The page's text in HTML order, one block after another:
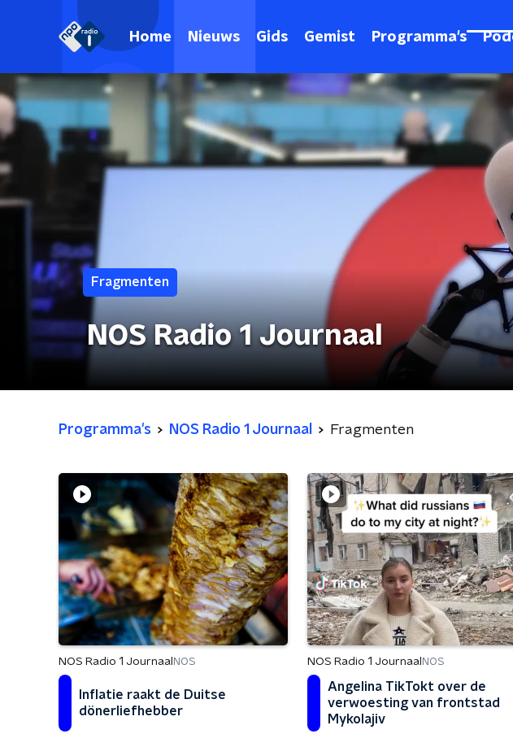
Home Nieuws Gids Gemist Programma's
Fragmenten
NOS Radio 1 Journaal
Programma's NOS Radio 1 Journaal Fragmenten
NOS Radio 1 Journaal NOS
Inflatie raakt de Duitse
dönerliefhebber
NOS Radio 1 Journaal NOS
Angelina TikTokt over de
verwoesting van frontstad
Mykolajiv